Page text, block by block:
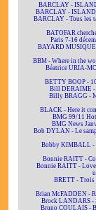
BARCLAY -
BARCLAY - ISLAND
BARCLAY - Tous les
BATOFAR
Paris 7-16
BAYARD MUSIQUE
BBM - Where in the
Béatrice URIA-
BETTY BOOP -
Bill DERAIME -
Billy BRAGG -
BLACK - Here it
BMG 99/11
BMG News
Bob DYLAN - Le
Bobby KIMBALL -
Bonnie RAITT -
Bonnie RAITT -
BRETT - Trois
Brian McFADDEN -
Brock LANDARS -
Bruno COULAIS -